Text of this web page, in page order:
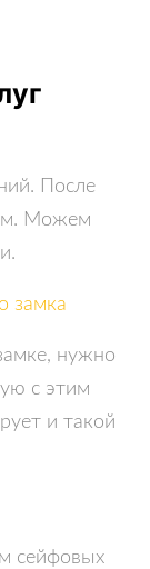
После
Можем
замка
нужно
с этим
и такой
сейфовых